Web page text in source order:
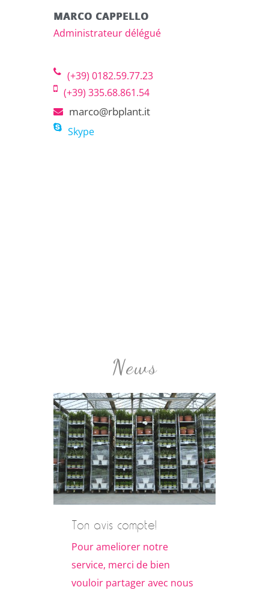
MARCO CAPPELLO
Administrateur délégué
(+39) 0182.59.77.23
(+39) 335.68.861.54
marco@rbplant.it
Skype
News
Ton avis compte!
Pour ameliorer notre
service, merci de bien
vouloir partager avec nous